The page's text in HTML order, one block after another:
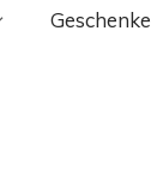
Geschenke